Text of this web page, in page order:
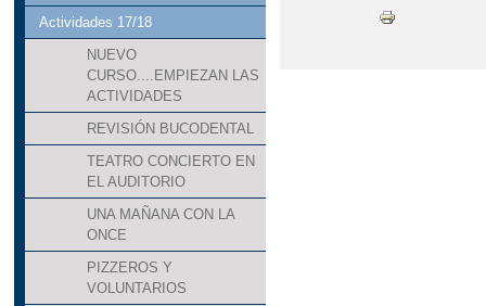
Actividades 17/18
NUEVO
CURSO....EMPIEZAN LAS
ACTIVIDADES
REVISIÓN BUCODENTAL
TEATRO CONCIERTO EN
EL AUDITORIO
UNA MAÑANA CON LA
ONCE
PIZZEROS Y
VOLUNTARIOS